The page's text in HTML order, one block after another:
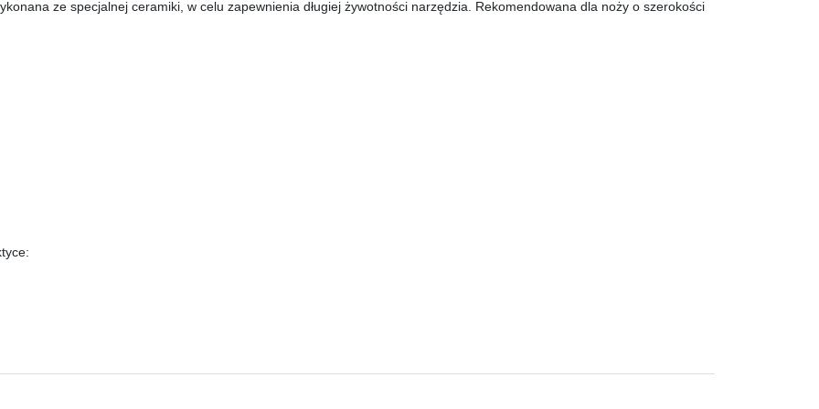
ze specjalnej ceramiki, w celu zapewnienia długiej żywotności narzędzia. Rekomendowana dla noży o szerokości